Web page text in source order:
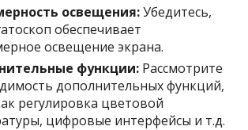
освещения:Убедитесь,
обеспечивает
освещение экрана.
функции: Рассмотрите
дополнительных функций,
регулировка цветовой
цифровые интерфейсы и т.д.